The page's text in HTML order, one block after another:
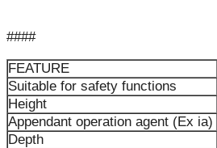
####
FEATURE
Suitable for safety functions
Height
Appendant operation agent (Ex ia)
Depth